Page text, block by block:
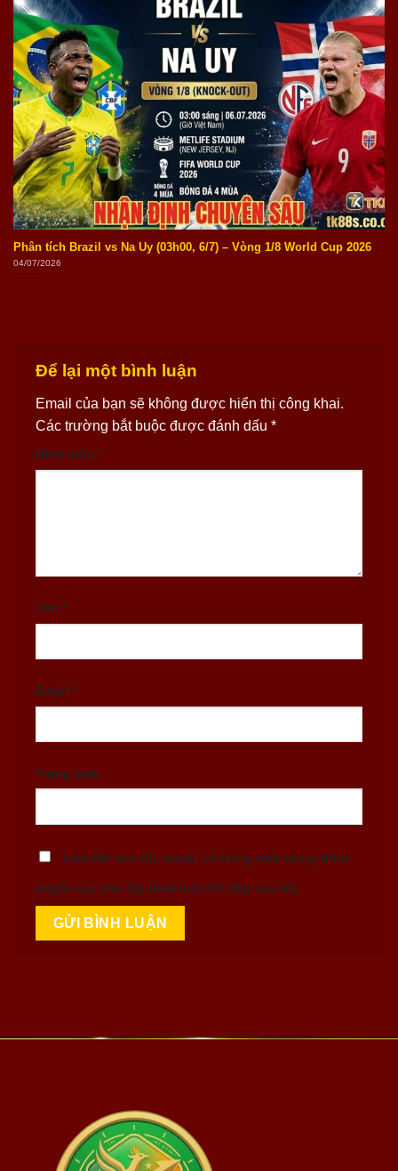
Phân tích Brazil vs Na Uy (03h00, 6/7) – Vòng 1/8 World Cup 2026
04/07/2026
Để lại một bình luận
Email của bạn sẽ không được hiển thị công khai.
Các trường bắt buộc được đánh dấu *
Bình luận *
Tên *
Email *
Trang web
Lưu tên của tôi, email, và trang web trong trình
duyệt này cho lần bình luận kế tiếp của tôi.